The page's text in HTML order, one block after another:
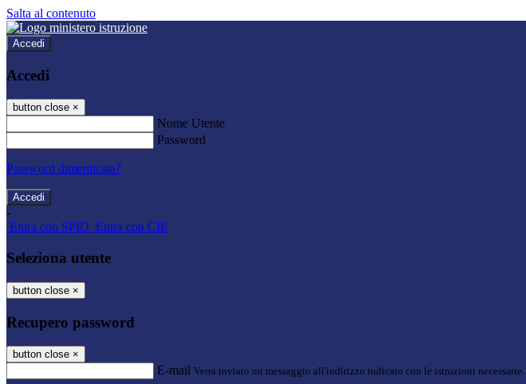
Salta al contenuto
Accedi
Accedi
button close ×
Nome Utente
Password
Password dimenticata?
-
Entra con SPID Entra con CIE
Seleziona utente
button close ×
Recupero password
button close ×
E-mail Verrà inviato un messaggio all'indirizzo indicato con le istruzioni necessarie.